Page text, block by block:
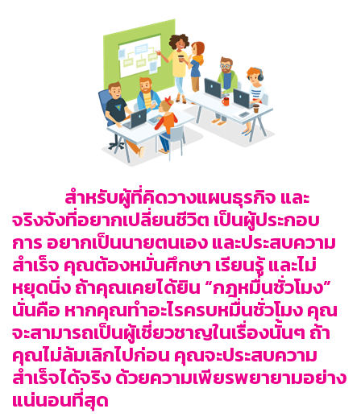
สำหรับผู้ที่คิดวางแผนธุรกิจ และ
จริงจังที่อยากเปลี่ยนชีวิต เป็นผู้ประกอบ
การ อยากเป็นนายตนเอง และประสบความ
สำเร็จ คุณต้องหมั่นศึกษา เรียนรู้ และไม่
หยุดนิ่ง ถ้าคุณเคยได้ยิน “กฎหมื่นชั่วโมง”
นั่นคือ หากคุณทำอะไรครบหมื่นชั่วโมง คุณ
จะสามารถเป็นผู้เชี่ยวชาญในเรื่องนั้นๆ ถ้า
คุณไม่ล้มเลิกไปก่อน คุณจะประสบความ
สำเร็จได้จริง ด้วยความเพียรพยายามอย่าง
แน่นอนที่สุด